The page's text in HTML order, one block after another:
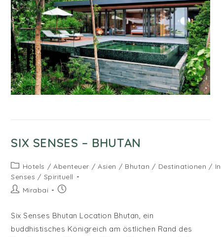
SIX SENSES – BHUTAN
Beitrags-
Kategorie:
Hotels / Abenteuer / Asien / Bhutan / Destinationen /
Senses / Spirituell
Beitrags-
Mirabai
Beitrag
Six Senses Bhutan Location Bhutan, ein
buddhistisches Königreich am östlichen Rand des